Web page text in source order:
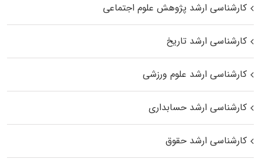
کارشناسی ارشد پژوهش علوم اجتماعی
کارشناسی ارشد تاریخ
کارشناسی ارشد علوم ورزشی
کارشناسی ارشد حسابداری
کارشناسی ارشد حقوق